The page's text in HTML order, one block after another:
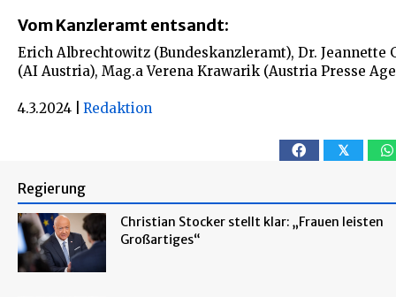
Vom Kanzleramt entsandt:
Erich Albrechtowitz (Bundeskanzleramt), Dr. Jeannette
(AI Austria), Mag.a Verena Krawarik (Austria Presse
4.3.2024 Redaktion
𝕏
Regierung
Christian Stocker stellt klar: „Frauen leisten
Großartiges“